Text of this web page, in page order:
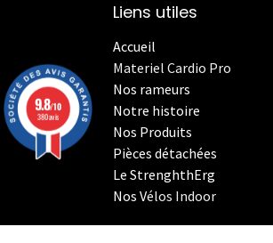
Liens utiles
Accueil
Materiel Cardio Pro
Nos rameurs
Notre histoire
Nos Produits
Pièces détachées
Le StrenghthErg
Nos Vélos Indoor
9.8/10
380 avis